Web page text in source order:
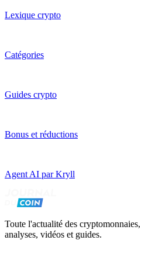
Lexique crypto
Catégories
Guides crypto
Bonus et réductions
Agent AI par Kryll
Toute l'actualité des cryptomonnaies,
analyses, vidéos et guides.